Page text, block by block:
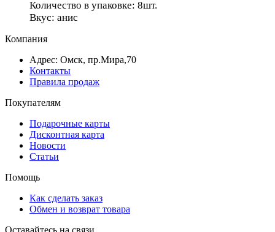
Количество в упаковке: 8шт.
Вкус: анис
Компания
Адрес: Омск, пр.Мира,70
Контакты
Правила продаж
Покупателям
Подарочные карты
Дисконтная карта
Новости
Статьи
Помощь
Как сделать заказ
Обмен и возврат товара
Оставайтесь на связи